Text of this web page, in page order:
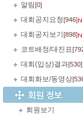
알림[0]
대회공지요청[946]
대회공지보기 [898]
코트배정/대진표
대회(입상)결과[530]
대회화보/동영상
회원보기